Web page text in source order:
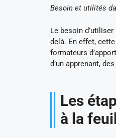
Besoin et utilités
Le besoin
delà. En effet,
formateurs
d’un apprenant,
Les
à la